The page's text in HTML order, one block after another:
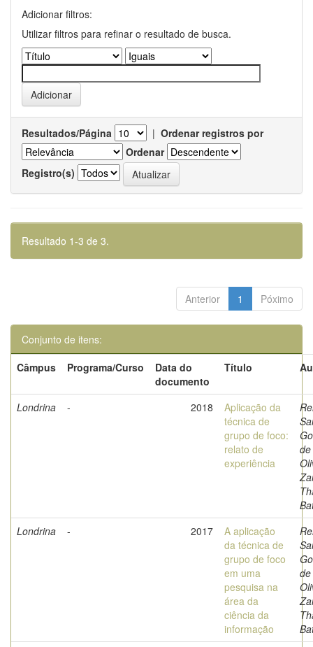
Adicionar filtros:
Utilizar filtros para refinar o resultado de busca.
Resultados/Página | Ordenar registros por
Ordenar
Registro(s)
Resultado 1-3 de 3.
Anterior 1 Póximo
Conjunto de itens:
Câmpus
Programa/Curso
Data do
documento
Título
Londrina - 2018
Aplicação da
técnica de
grupo de foco:
relato de
experiência
de
Londrina
- 2017
A aplicação
da técnica de
grupo de foco
em uma
pesquisa na
área da
ciência da
informação
de